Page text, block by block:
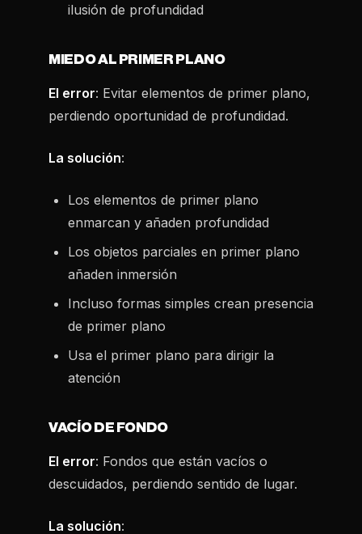
ilusión de profundidad
MIEDO AL PRIMER PLANO
El error: Evitar elementos de primer plano,
perdiendo oportunidad de profundidad.
La solución:
Los elementos de primer plano
enmarcan y añaden profundidad
Los objetos parciales en primer plano
añaden inmersión
Incluso formas simples crean presencia
de primer plano
Usa el primer plano para dirigir la
atención
VACÍO DE FONDO
El error: Fondos que están vacíos o
descuidados, perdiendo sentido de lugar.
La solución: